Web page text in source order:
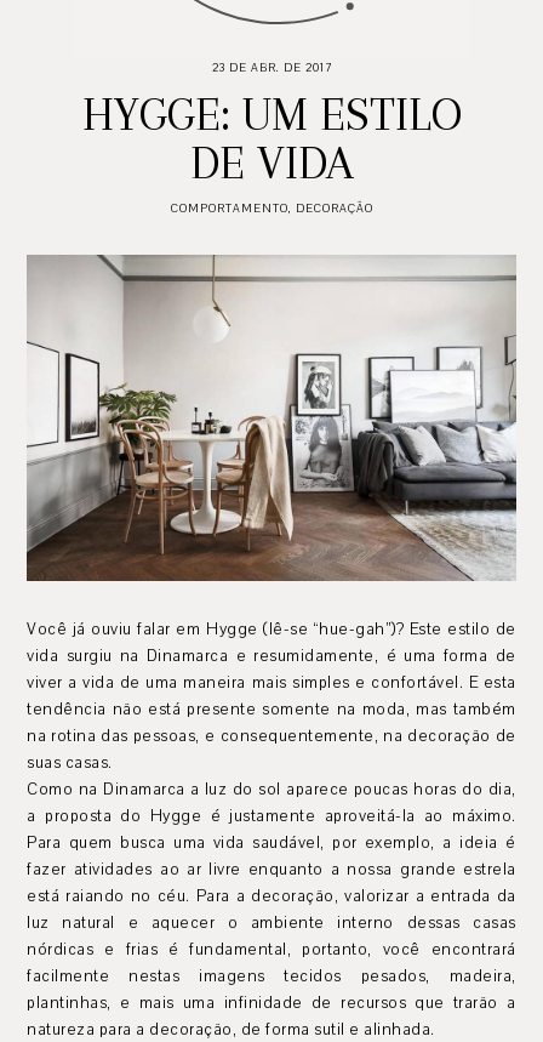
23 DE ABR. DE 2017
HYGGE: UM ESTILO
DE VIDA
COMPORTAMENTO, DECORAÇÃO
Você já ouviu falar em Hygge (lê-se “hue-gah”)? Este estilo de
vida surgiu na Dinamarca e resumidamente, é uma forma de
viver a vida de uma maneira mais simples e confortável. E esta
tendência não está presente somente na moda, mas também
na rotina das pessoas, e consequentemente, na decoração de
suas casas.
Como na Dinamarca a luz do sol aparece poucas horas do dia,
a proposta do Hygge é justamente aproveitá-la ao máximo.
Para quem busca uma vida saudável, por exemplo, a ideia é
fazer atividades ao ar livre enquanto a nossa grande estrela
está raiando no céu. Para a decoração, valorizar a entrada da
luz natural e aquecer o ambiente interno dessas casas
nórdicas e frias é fundamental, portanto, você encontrará
facilmente nestas imagens tecidos pesados, madeira,
plantinhas, e mais uma infinidade de recursos que trarão a
natureza para a decoração, de forma sutil e alinhada.